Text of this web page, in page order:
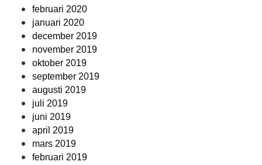
februari 2020
januari 2020
december 2019
november 2019
oktober 2019
september 2019
augusti 2019
juli 2019
juni 2019
april 2019
mars 2019
februari 2019